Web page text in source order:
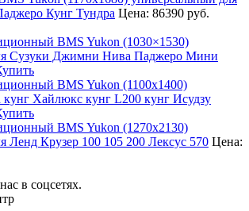
Кунг Тундра Цена: 86390 руб.
BMS Yukon (1030×1530)
Сузуки Джимни Нива Паджеро Мини
BMS Yukon (1100х1400)
кунг Хайлюкс кунг L200 кунг Исудзу
BMS Yukon (1270х2130)
Ленд Крузер 100 105 200 Лексус 570 Цена:
в соцсетях.